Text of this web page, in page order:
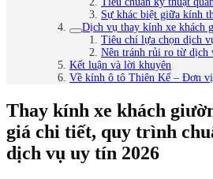
Sự khác biệt giữa kính
Dịch vụ thay kính xe khách
Tiêu chí lựa chọn dịch
Nên tránh rủi ro từ dịch
Kết luận và lời khuyên
Về kính ô tô Thiên Kế – Đơn
Thay kính xe khách
giá chi tiết, quy trình
dịch vụ uy tín 2026